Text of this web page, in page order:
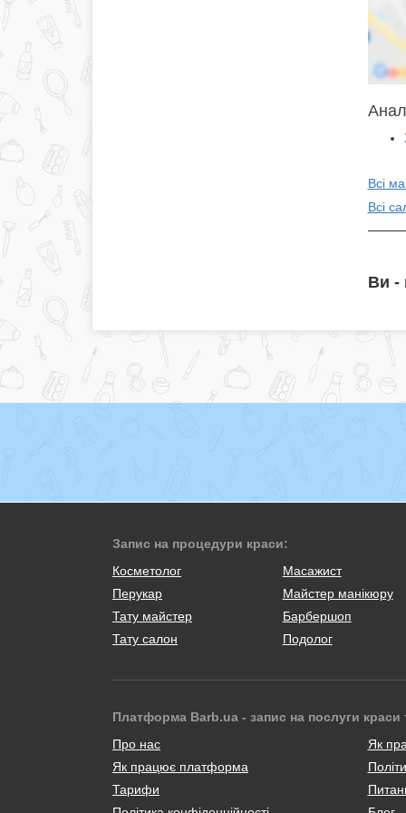
Всі
Всі
Ви -
Запис на процедури краси:
Косметолог
Масажист
Перукар
Майстер манікюру
Тату майстер
Барбершоп
Тату салон
Подолог
Платформа Barb.ua - запис на послуги краси
Про нас
Як працює платформа
Тарифи
Як